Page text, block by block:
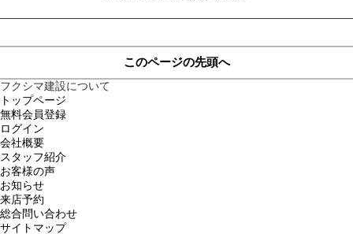
このページの先頭へ
フクシマ建設について
トップページ
無料会員登録
ログイン
会社概要
スタッフ紹介
お客様の声
お知らせ
来店予約
総合問い合わせ
サイトマップ